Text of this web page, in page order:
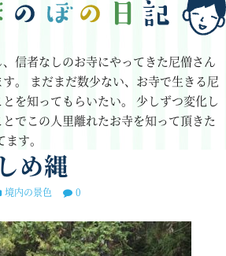
信者なしのお寺にやってきた尼僧さん
。 まだまだ数少ない、お寺で生きる尼
を知ってもらいたい。
少しずつ変化し
でこの人里離れたお寺を知って頂きた
す。
め縄
境内の景色 0